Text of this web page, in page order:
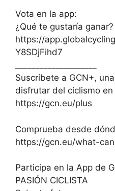
Vota en la app:
¿Qué te gustaría ganar?
https://
Y8SDjFihd7
Suscríbete a GCN+,
disfrutar del ciclismo
https://gcn.eu/plus
Comprueba desde
https://gcn.eu/what-
Participa en la App de
PASIÓN CICLISTA